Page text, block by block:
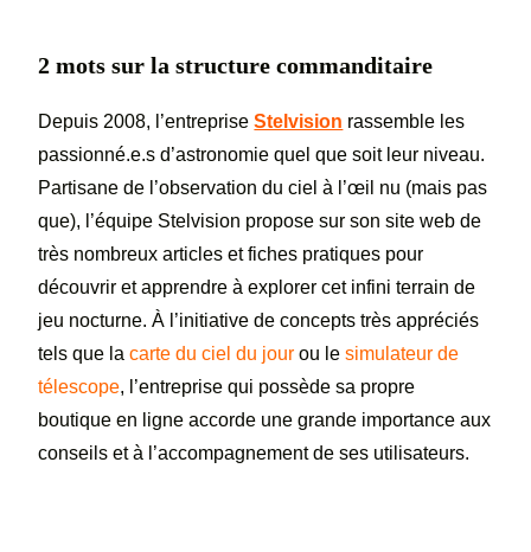
2 mots sur la structure commanditaire
Depuis 2008, l’entrepriseStelvision rassemble les
passionné.e.s d’astronomie quel que soit leur niveau.
Partisane de l’observation du ciel à l’œil nu (mais pas
que), l’équipe Stelvision propose sur son site web de
très nombreux articles et fiches pratiques pour
découvrir et apprendre à explorer cet infini terrain de
jeu nocturne. À l’initiative de concepts très appréciés
tels que la carte du ciel du jour ou lesimulateur de
télescope, l’entreprise qui possède sa propre
boutique en ligne accorde une grande importance aux
conseils et à l’accompagnement de ses utilisateurs.